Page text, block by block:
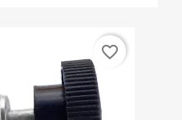
favorite_border